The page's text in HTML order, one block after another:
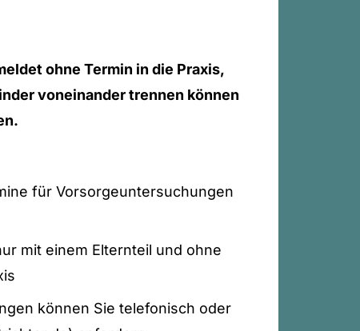
ohne Termin in die Praxis,
voneinander trennen können
für Vorsorgeuntersuchungen
mit einem Elternteil und ohne
können Sie telefonisch oder